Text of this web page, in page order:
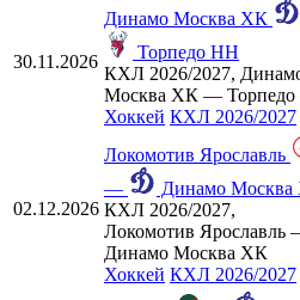
30.11.2026
Динамо Москва ХК
Торпедо НН
КХЛ 2026/2027,
Москва ХК —
Хоккей КХЛ 2026/2027
02.12.2026
Локомотив Ярославль
—
Динамо
КХЛ 2026/2027,
Локомотив Ярославль
Динамо Москва ХК
Хоккей КХЛ 2026/2027